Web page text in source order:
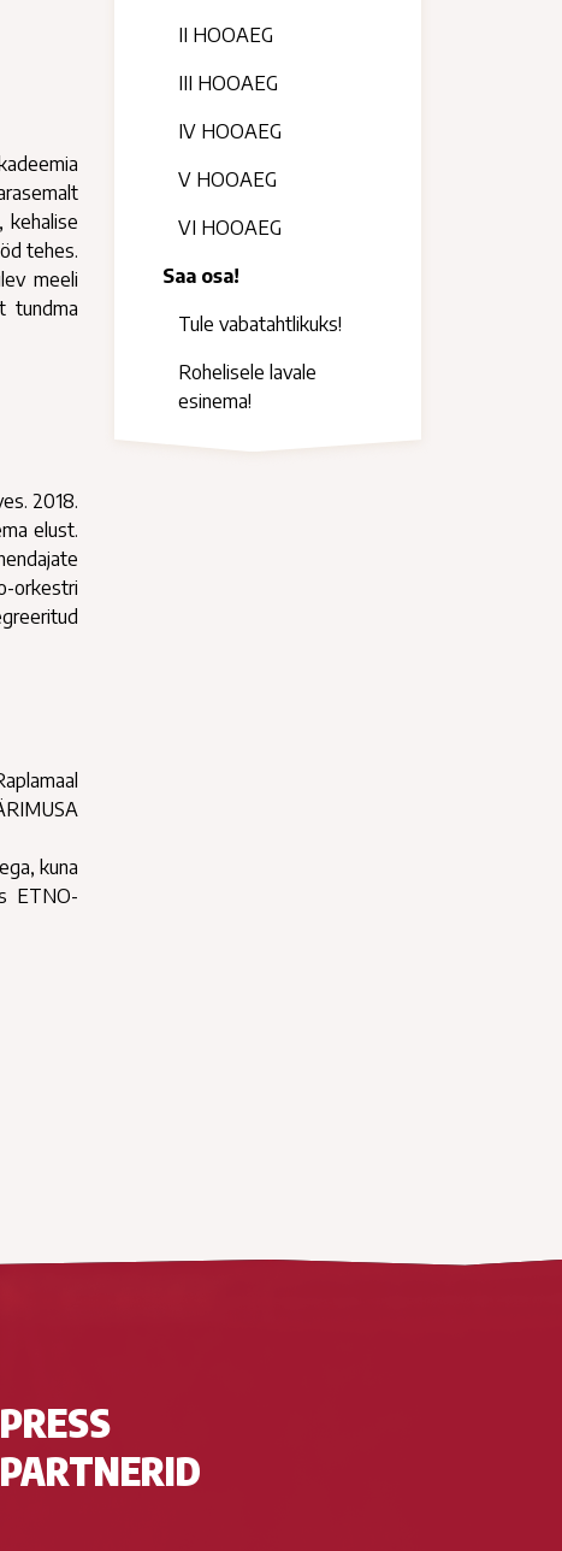
kehalise
tehes.
meeli
tundma
2018.
elust.
orkestri
kuna
ETNO-
II HOOAEG
III HOOAEG
IV HOOAEG
V HOOAEG
VI HOOAEG
Saa osa!
Tule vabatahtlikuks!
Rohelisele lavale
esinema!
PRESS
PARTNERID